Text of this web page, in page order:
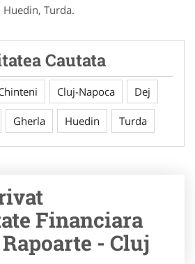
Huedin, Turda.
Cautata
Cluj-Napoca Dej
Gherla Huedin Turda
Financiara
- Cluj